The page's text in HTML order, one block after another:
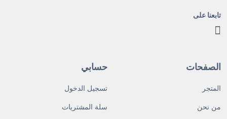
تابعنا على
الصفحات
المتجر
من نحن
حسابي
تسجيل الدخول
سلة المشتريات